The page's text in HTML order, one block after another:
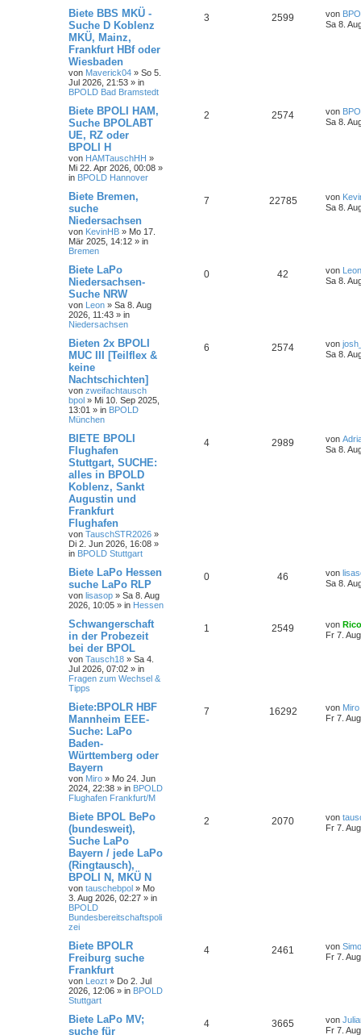
Biete BBS MKÜ -
Suche D Koblenz
MKÜ, Mainz,
Frankfurt HBf oder
Wiesbaden
von Maverick04 » So 5.
Jul 2026, 21:53 » in
BPOLD Bad Bramstedt
3 2599 von
Sa 8.
Biete BPOLI HAM,
Suche BPOLABT
UE, RZ oder
BPOLI H
von HAMTauschHH »
Mi 22. Apr 2026, 00:08 »
in BPOLD Hannover
2 2574 von
Sa 8.
Biete Bremen,
suche
Niedersachsen
von KevinHB » Mo 17.
Mär 2025, 14:12 » in
Bremen
7 22785 von
Sa 8.
Biete LaPo
Niedersachsen-
Suche NRW
von Leon » Sa 8. Aug
2026, 11:43 » in
Niedersachsen
0 42 von Leon
Sa 8.
Bieten 2x BPOLI
MUC III [Teilflex &
keine
Nachtschichten]
von zweifachtausch
bpol » Mi 10. Sep 2025,
13:01 » in BPOLD
München
6 2574 von
Sa 8.
BIETE BPOLI
Flughafen
Stuttgart, SUCHE:
alles in BPOLD
Koblenz, Sankt
Augustin und
Frankfurt
Flughafen
von TauschSTR2026 »
Di 2. Jun 2026, 16:08 »
in BPOLD Stuttgart
4 2989 von
Sa 8.
Biete LaPo Hessen
suche LaPo RLP
von lisasop » Sa 8. Aug
2026, 10:05 » in Hessen
0 46 von
Sa 8.
Schwangerschaft
in der Probezeit
bei der BPOL
von Tausch18 » Sa 4.
Jul 2026, 07:02 » in
Fragen zum Wechsel &
Tipps
1 2549 von
Fr 7.
Biete:BPOLR HBF
Mannheim EEE-
Suche: LaPo
Baden-
Württemberg oder
Bayern
von Miro » Mo 24. Jun
2024, 22:38 » in BPOLD
Flughafen Frankfurt/M
7 16292 von Miro
Fr 7.
Biete BPOL BePo
(bundesweit),
Suche LaPo
Bayern / jede LaPo
(Ringtausch),
BPOLI N, MKÜ N
von tauschebpol » Mo
3. Aug 2026, 02:27 » in
BPOLD
Bundesbereitschaftspoli
zei
2 2070 von
Fr 7.
Biete BPOLR
Freiburg suche
Frankfurt
von Leozt » Do 2. Jul
2026, 12:06 » in BPOLD
Stuttgart
4 2461 von
Fr 7.
Biete LaPo MV;
suche für
4 3665 von
Fr 7.